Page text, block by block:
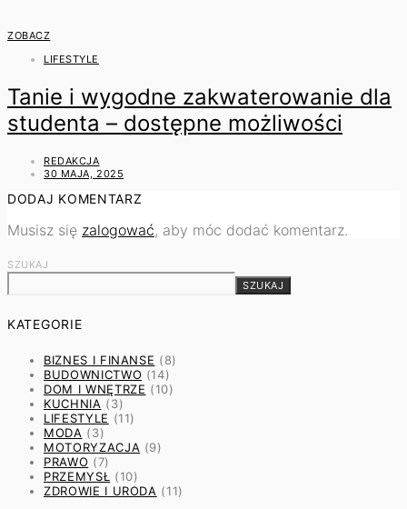
ZOBACZ
LIFESTYLE
Tanie i wygodne zakwaterowanie dla
studenta – dostępne możliwości
REDAKCJA
30 MAJA, 2025
DODAJ KOMENTARZ
Musisz się zalogować, aby móc dodać komentarz.
SZUKAJ
SZUKAJ
KATEGORIE
BIZNES I FINANSE (8)
BUDOWNICTWO (14)
DOM I WNĘTRZE (10)
KUCHNIA (3)
LIFESTYLE (11)
MODA (3)
MOTORYZACJA (9)
PRAWO (7)
PRZEMYSŁ (10)
ZDROWIE I URODA (11)